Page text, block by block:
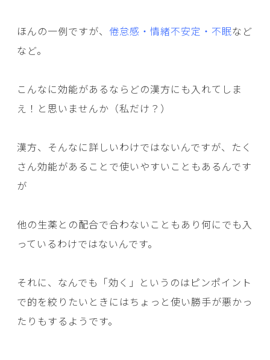
ほんの一例ですが、 倦怠感・情緒不安定・不眠など
など。
こんなに効能があるならどの漢方にも入れてしま
え！と思いませんか（私だけ？）
漢方、そんなに詳しいわけではないんですが、たく
さん効能があることで使いやすいこともあるんです
が
他の生薬との配合で合わないこともあり何にでも入
っているわけではないんです。
それに、なんでも「効く」というのはピンポイント
で的を絞りたいときにはちょっと使い勝手が悪かっ
たりもするようです。